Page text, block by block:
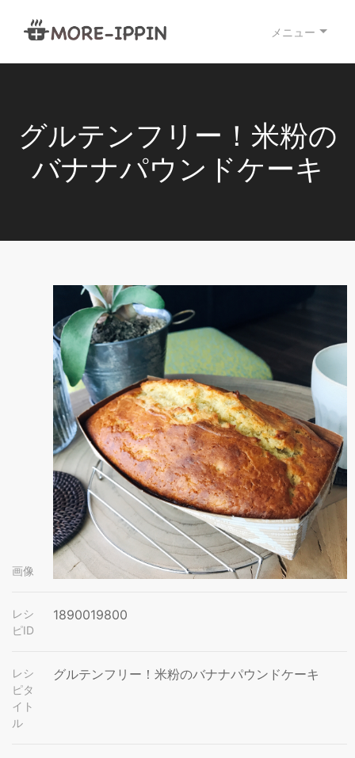
メニュー
グルテンフリー！米粉の
バナナパウンドケーキ
画像
レシ
ピID
1890019800
レシ
ピタ
イト
ル
グルテンフリー！米粉のバナナパウンドケーキ